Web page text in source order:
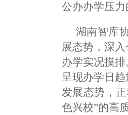
公办办学压力
湖南智库
展态势，深
办学实况摸
呈现办学日
发展态势，
色兴校”的高